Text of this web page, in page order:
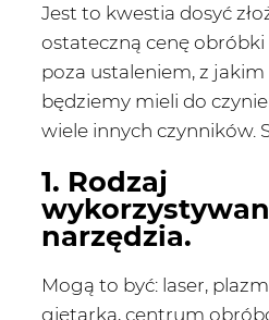
Jest to kwestia dosyć
ostateczną cenę
poza ustaleniem, z
będziemy mieli do
wiele innych czynników.
1. Rodzaj
narzędzia.
Mogą to być: laser,
giętarka, centrum